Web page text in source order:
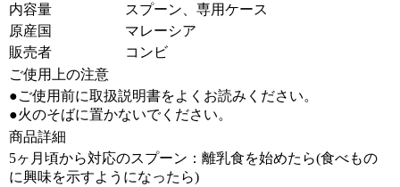
内容量
スプーン、専用ケース
原産国
マレーシア
販売者
コンビ
ご使用上の注意
●ご使用前に取扱説明書をよくお読みください。
●火のそばに置かないでください。
商品詳細
5ヶ月頃から対応のスプーン：離乳食を始めたら(食べもの
に興味を示すようになったら)